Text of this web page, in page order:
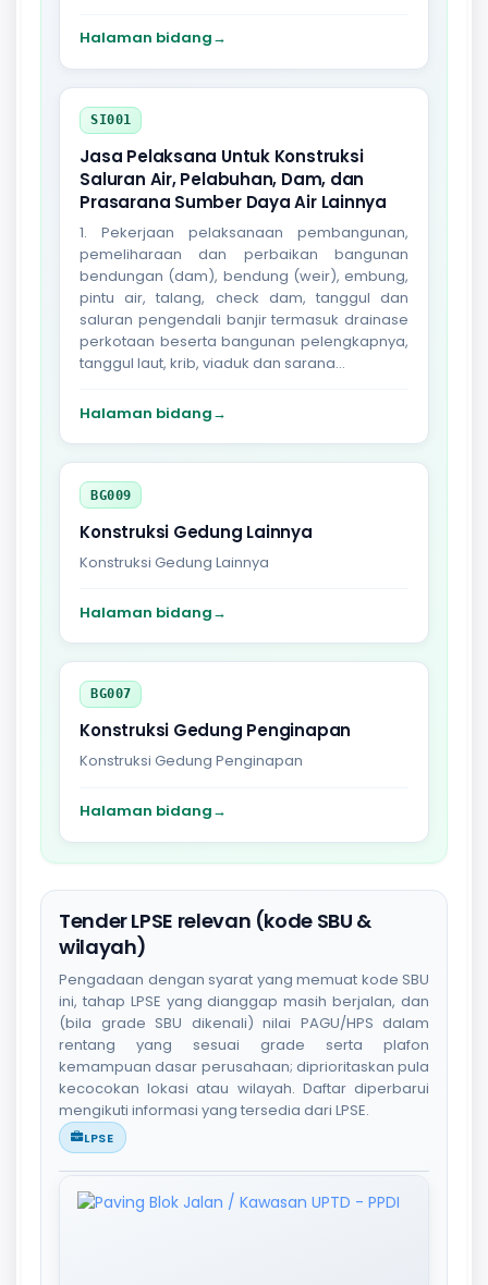
Halaman bidang→
SI001
Jasa Pelaksana Untuk Konstruksi
Saluran Air, Pelabuhan, Dam, dan
Prasarana Sumber Daya Air Lainnya
1. Pekerjaan pelaksanaan pembangunan,
pemeliharaan dan perbaikan bangunan
bendungan (dam), bendung (weir), embung,
pintu air, talang, check dam, tanggul dan
saluran pengendali banjir termasuk drainase
perkotaan beserta bangunan pelengkapnya,
tanggul laut, krib, viaduk dan sarana...
Halaman bidang→
BG009
Konstruksi Gedung Lainnya
Konstruksi Gedung Lainnya
Halaman bidang→
BG007
Konstruksi Gedung Penginapan
Konstruksi Gedung Penginapan
Halaman bidang→
Tender LPSE relevan (kode SBU &
wilayah)
Pengadaan dengan syarat yang memuat kode SBU
ini, tahap LPSE yang dianggap masih berjalan, dan
(bila grade SBU dikenali) nilai PAGU/HPS dalam
rentang yang sesuai grade serta plafon
kemampuan dasar perusahaan; diprioritaskan pula
kecocokan lokasi atau wilayah. Daftar diperbarui
mengikuti informasi yang tersedia dari LPSE.
LPSE